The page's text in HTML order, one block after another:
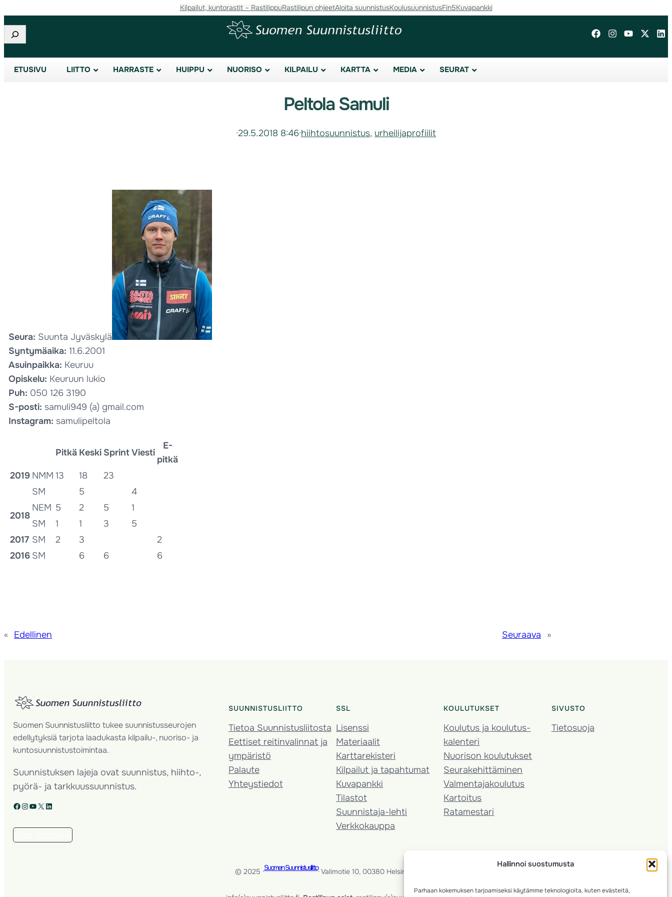
Hallinnoi suostumusta
Parhaan kokemuksen tarjoamiseksi käytämme teknologioita, kuten evästeitä,
Kilpailut, kuntorastit – RastilippuRastilipun ohjeetAloita suunnistusKoulusuunnistusFin5Kuvapankki
Etsi
ETUSIVU LIITTO HARRASTE HUIPPU NUORISO KILPAILU KARTTA MEDIA SEURAT
Peltola Samuli
·29.5.2018 8:46·hiihtosuunnistus, urheilijaprofiilit
Seura: Suunta Jyväskylä
Syntymäaika: 11.6.2001
Asuinpaikka: Keuruu
Opiskelu: Keuruun lukio
Puh: 050 126 3190
S-posti: samuli949 (a) gmail.com
Instagram: samulipeltola
Pitkä Keski SprintViesti
E-
pitkä
2019 NMM 13 18
23
SM
5 4
2018
NEM 5 2 5
1
SM
1 1 3
5
2017 SM 2 3
2
2016 SM 6 6 6
« Edellinen Seuraava »
Suomen Suunnistusliitto tukee suunnistusseurojen
edellytyksiä tarjota laadukasta kilpailu-, nuoriso- ja
kuntosuunnistustoimintaa.
Suunnistuksen lajeja ovat suunnistus, hiihto-,
pyörä- ja tarkkuussuunnistus.
Facebook Instagram YouTube X LinkedIn
SUUNNISTUSLIITTO
Tietoa Suunnistusliitosta
Eettiset reitinvalinnat ja
ympäristö
Palaute
Yhteystiedot
SSL
Lisenssi
Materiaalit
Karttarekisteri
Kilpailut ja tapahtumat
Kuvapankki
Tilastot
Suunnistaja-lehti
Verkkokauppa
KOULUTUKSET
Koulutus ja koulutus­
kalenteri
Nuorison koulutukset
Seura­kehittäminen
Valmentaja­koulutus
Kartoitus
Ratamestari
SIVUSTO
Tietosuoja
© 2025 ·Suomen Suunnistusliitto· Valimotie 10, 00380 Helsinki, Finland